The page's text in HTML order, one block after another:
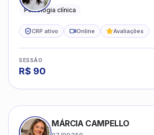
adolescentes e adultos.
Psicologia clínica
CRP ativo Online Avaliações
SESSÃO
R$ 90
MÁRCIA CAMPELLO